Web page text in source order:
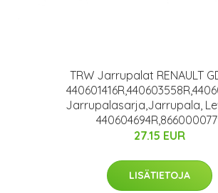
TRW Jarrupalat RENAULT
Jarrupalasarja,Jarrupala,
27.15 EUR
LISÄTIETOJA